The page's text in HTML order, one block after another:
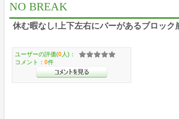
NO BREAK
休む暇なし!上下左右にバーがあるブロック
ユーザーの評価(0 人)：
コメント： 0件